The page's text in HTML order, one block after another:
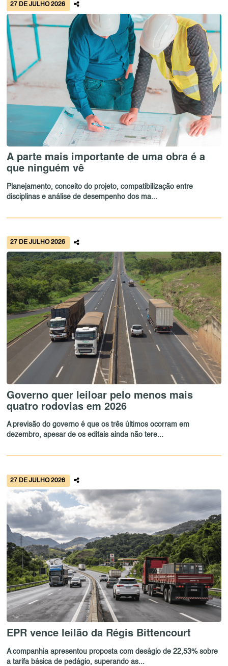
27 DE JULHO 2026
A parte mais importante de uma obra é a
que ninguém vê
Planejamento, conceito do projeto, compatibilização entre
disciplinas e análise de desempenho dos ma...
27 DE JULHO 2026
Governo quer leiloar pelo menos mais
quatro rodovias em 2026
A previsão do governo é que os três últimos ocorram em
dezembro, apesar de os editais ainda não tere...
27 DE JULHO 2026
EPR vence leilão da Régis Bittencourt
A companhia apresentou proposta com deságio de 22,53% sobre
a tarifa básica de pedágio, superando as...